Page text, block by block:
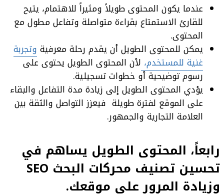
عندما يكون المحتوى طويلاً ومثيراً للاهتمام، يتيح
للقارئ الاستمتاع بقراءة متواصلة وتفاعل مطول مع
المحتوى.
يمكن للمحتوى الطويل أن يقدم رحلة معرفية وتجربة
غنية للمستخدم، لأن المحتوى الطويل يحتوى على
رسوم توضيحية أو خطوات تسجيلية.
يؤدي المحتوى الطويل إلى زيادة مدة التفاعل والبقاء
على الموقع لفترة طويلة فيعزز التواصل والثقة بين
العلامة التجارية والجمهور.
رابعاً، المحتوى الطويل يساهم في
تحسين تصنيف محركات البحث SEO
وزيادة المرور على موقعك.